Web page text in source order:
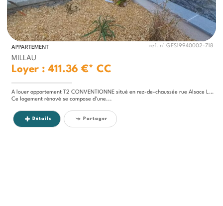
APPARTEMENT ref. n° GES19940002-718
MILLAU
Loyer : 411.36 €* CC
A louer appartement T2 CONVENTIONNE situé en rez-de-chaussée rue Alsace Lorraine.
Ce logement rénové se compose d'une...
Détails Partager